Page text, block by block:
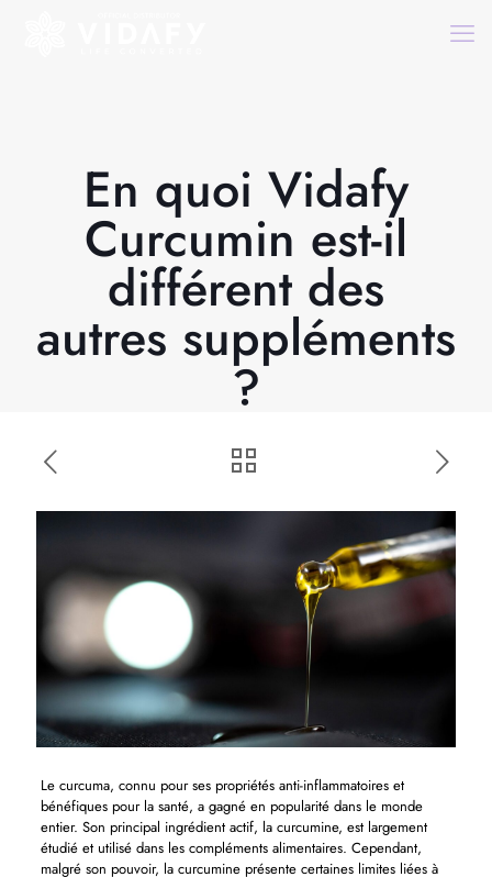
En quoi Vidafy
Curcumin est-il
différent des
autres suppléments
?
Le curcuma, connu pour ses propriétés anti-inflammatoires et
bénéfiques pour la santé, a gagné en popularité dans le monde
entier. Son principal ingrédient actif, la curcumine, est largement
étudié et utilisé dans les compléments alimentaires. Cependant,
malgré son pouvoir, la curcumine présente certaines limites liées à